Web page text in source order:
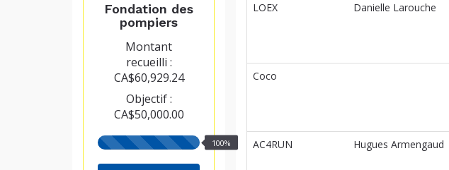
Fondation des
pompiers
Montant
recueilli :
CA$60,929.24
Objectif :
CA$50,000.00
100%
100%
LOEX Danielle Larouche
Coco
AC4RUN Hugues Armengaud